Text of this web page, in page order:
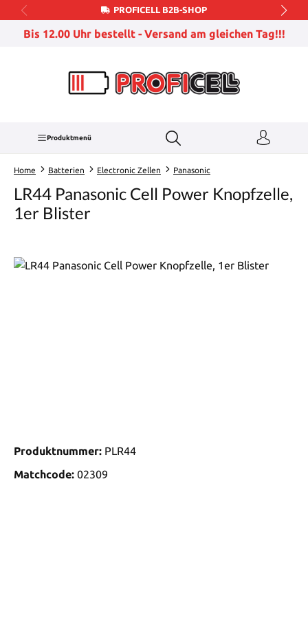
Zum Hauptinhalt springenPROFICELL B2B-SHOP
Bis 12.00 Uhr bestellt - Versand am gleichen Tag!!!
Produktmenü
Home Batterien Electronic Zellen Panasonic
LR44 Panasonic Cell Power Knopfzelle,
1er Blister
Produktnummer: PLR44
Matchcode: 02309